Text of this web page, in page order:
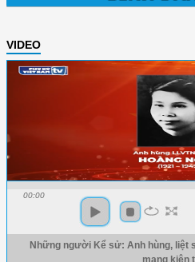
VIDEO
00:00
Những người Kể sử: Anh hùng, liệt
mạng kiên